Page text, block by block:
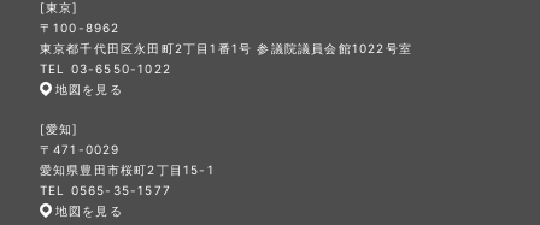
[東京]
〒100-8962
東京都千代田区永田町2丁目1番1号 参議院議員会館1022号室
TEL 03-6550-1022
地図を見る
[愛知]
〒471-0029
愛知県豊田市桜町2丁目15-1
TEL 0565-35-1577
地図を見る